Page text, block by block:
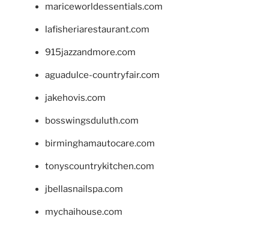
mariceworldessentials.com
lafisheriarestaurant.com
915jazzandmore.com
aguadulce-countryfair.com
jakehovis.com
bosswingsduluth.com
birminghamautocare.com
tonyscountrykitchen.com
jbellasnailspa.com
mychaihouse.com